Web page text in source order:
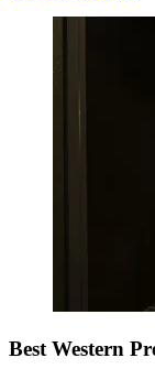
Best Western